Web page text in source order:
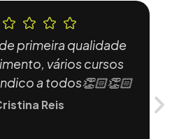
primeira qualidade
vários cursos
a todos👏🏻👏🏻
Reis